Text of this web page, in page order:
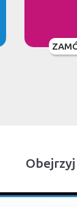
Obejrzyj